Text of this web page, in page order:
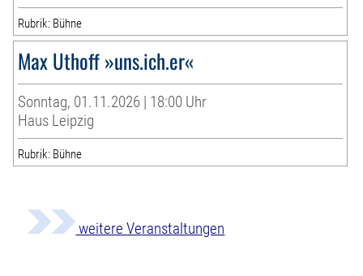
Rubrik: Bühne
Max Uthoff »uns.ich.er«
Sonntag, 01.11.2026 | 18:00 Uhr
Haus Leipzig
Rubrik: Bühne
weitere Veranstaltungen